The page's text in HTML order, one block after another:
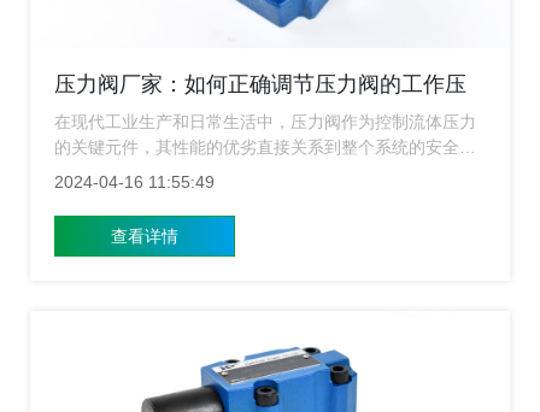
压力阀厂家：如何正确调节压力阀的工作压
力？
在现代工业生产和日常生活中，压力阀作为控制流体压力
的关键元件，其性能的优劣直接关系到整个系统的安全稳
定运行。正确调节压力阀的工作压力，不仅能保证设备的
调节压力阀的工作压力呢？下面压力阀厂家就来给大家介
绍下要如何来调节工作压力？
2024-04-16 11:55:49
查看详情